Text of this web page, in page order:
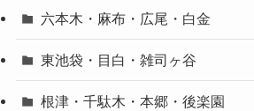
六本木・麻布・広尾・白金
東池袋・目白・雑司ヶ谷
根津・千駄木・本郷・後楽園